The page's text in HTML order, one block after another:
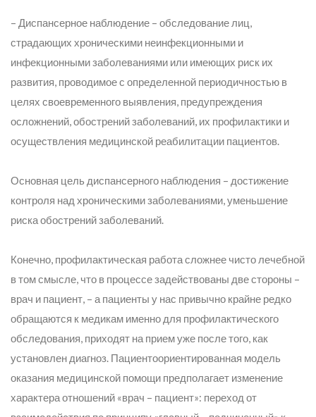
– Диспансерное наблюдение – обследование лиц,
страдающих хроническими неинфекционными и
инфекционными заболеваниями или имеющих риск их
развития, проводимое с определенной периодичностью в
целях своевременного выявления, предупреждения
осложнений, обострений заболеваний, их профилактики и
осуществления медицинской реабилитации пациентов.
Основная цель диспансерного наблюдения – достижение
контроля над хроническими заболеваниями, уменьшение
риска обострений заболеваний.
Конечно, профилактическая работа сложнее чисто лечебной
в том смысле, что в процессе задействованы две стороны –
врач и пациент, – а пациенты у нас привычно крайне редко
обращаются к медикам именно для профилактического
обследования, приходят на прием уже после того, как
установлен диагноз. Пациентоориентированная модель
оказания медицинской помощи предполагает изменение
характера отношений «врач – пациент»: переход от